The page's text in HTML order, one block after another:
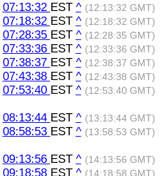
07:13:32 EST ^ (12:13:32 GMT)
07:18:32 EST ^ (12:18:32 GMT)
07:28:35 EST ^ (12:28:35 GMT)
07:33:36 EST ^ (12:33:36 GMT)
07:38:37 EST ^ (12:38:37 GMT)
07:43:38 EST ^ (12:43:38 GMT)
07:53:40 EST ^ (12:53:40 GMT)
08:13:44 EST ^ (13:13:44 GMT)
08:58:53 EST ^ (13:58:53 GMT)
09:13:56 EST ^ (14:13:56 GMT)
09:18:58 EST ^ (14:18:58 GMT)